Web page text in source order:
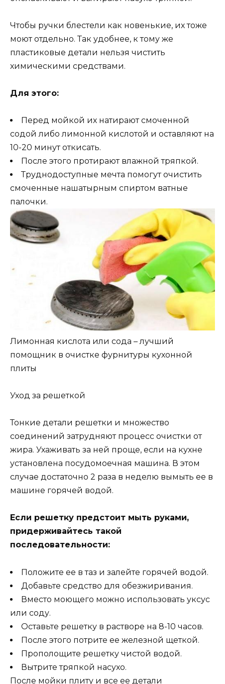
Чтобы ручки блестели как новенькие, их тоже
моют отдельно. Так удобнее, к тому же
пластиковые детали нельзя чистить
химическими средствами.
Для этого:
Перед мойкой их натирают смоченной
содой либо лимонной кислотой и оставляют на
10-20 минут откисать.
После этого протирают влажной тряпкой.
Труднодоступные мечта помогут очистить
смоченные нашатырным спиртом ватные
палочки.
Лимонная кислота или сода – лучший
помощник в очистке фурнитуры кухонной
плиты
Уход за решеткой
Тонкие детали решетки и множество
соединений затрудняют процесс очистки от
жира. Ухаживать за ней проще, если на кухне
установлена посудомоечная машина. В этом
случае достаточно 2 раза в неделю вымыть ее в
машине горячей водой.
Если решетку предстоит мыть руками,
придерживайтесь такой
последовательности:
Положите ее в таз и залейте горячей водой.
Добавьте средство для обезжиривания.
Вместо моющего можно использовать уксус
или соду.
Оставьте решетку в растворе на 8-10 часов.
После этого потрите ее железной щеткой.
Прополощите решетку чистой водой.
Вытрите тряпкой насухо.
После мойки плиту и все ее детали